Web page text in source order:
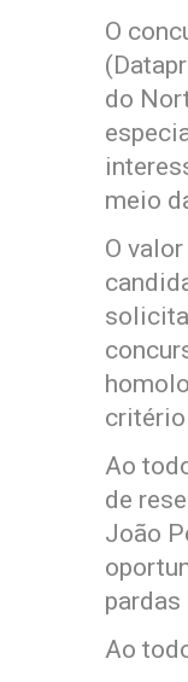
O
do
meio
O
critério
Ao
de
João
pardas
Ao